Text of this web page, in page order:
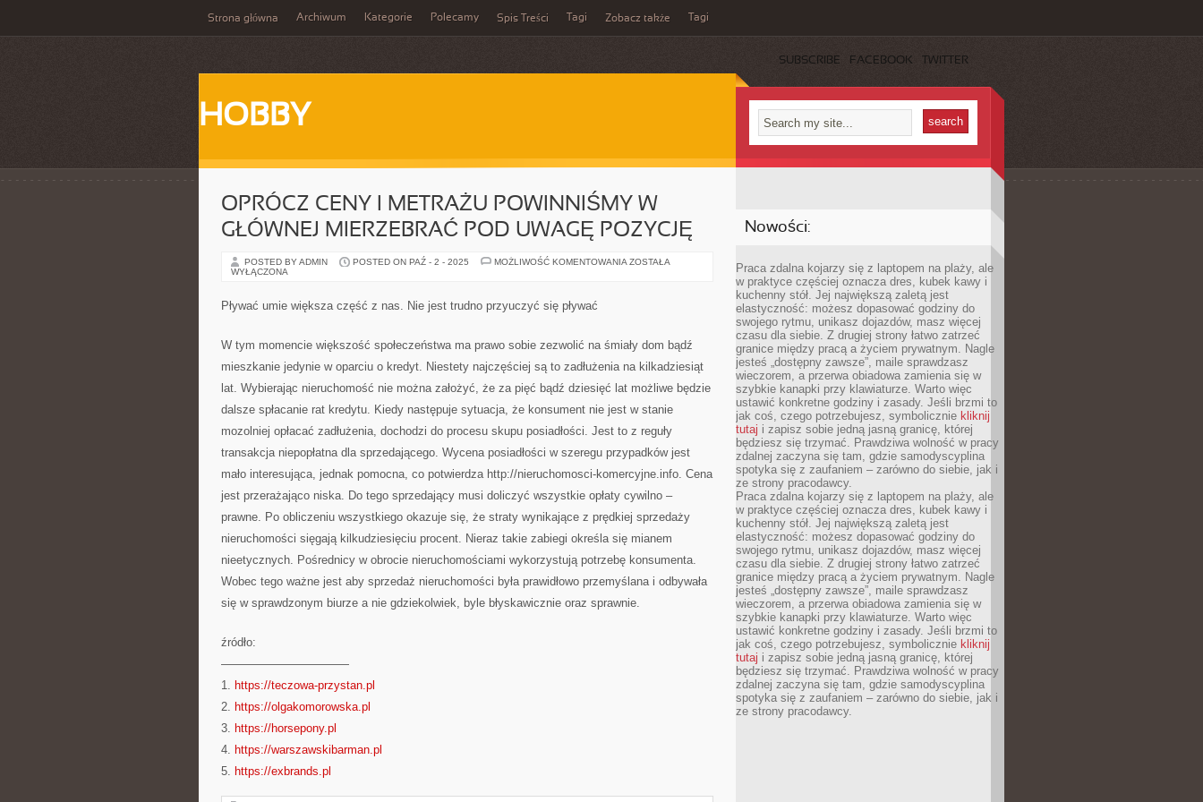
Strona główna Archiwum Kategorie Polecamy Spis Treści Tagi Zobacz także Tagi
SUBSCRIBE FACEBOOK TWITTER
HOBBY
OPRÓCZ CENY I METRAŻU POWINNIŚMY W
GŁÓWNEJ MIERZEBRAĆ POD UWAGĘ POZYCJĘ
POSTED BY ADMIN POSTED ON PAŹ - 2 - 2025 MOŻLIWOŚĆ KOMENTOWANIA OPRÓCZ
POD
UWAGĘ
ZOSTAŁA
WYŁĄCZONA
Pływać umie większa część z nas. Nie jest trudno przyuczyć się pływać
W tym momencie większość społeczeństwa ma prawo sobie zezwolić na śmiały dom bądź
mieszkanie jedynie w oparciu o kredyt. Niestety najczęściej są to zadłużenia na kilkadziesiąt
lat. Wybierając nieruchomość nie można założyć, że za pięć bądź dziesięć lat możliwe będzie
dalsze spłacanie rat kredytu. Kiedy następuje sytuacja, że konsument nie jest w stanie
mozolniej opłacać zadłużenia, dochodzi do procesu skupu posiadłości. Jest to z reguły
transakcja niepopłatna dla sprzedającego. Wycena posiadłości w szeregu przypadków jest
mało interesująca, jednak pomocna, co potwierdza http://nieruchomosci-komercyjne.info. Cena
jest przerażająco niska. Do tego sprzedający musi doliczyć wszystkie opłaty cywilno –
prawne. Po obliczeniu wszystkiego okazuje się, że straty wynikające z prędkiej sprzedaży
nieruchomości sięgają kilkudziesięciu procent. Nieraz takie zabiegi określa się mianem
nieetycznych. Pośrednicy w obrocie nieruchomościami wykorzystują potrzebę konsumenta.
Wobec tego ważne jest aby sprzedaż nieruchomości była prawidłowo przemyślana i odbywała
się w sprawdzonym biurze a nie gdziekolwiek, byle błyskawicznie oraz sprawnie.
źródło:
———————————
1. https://teczowa-przystan.pl
2. https://olgakomorowska.pl
3. https://horsepony.pl
4. https://warszawskibarman.pl
5. https://exbrands.pl
Nowości:
Praca zdalna kojarzy się z laptopem na plaży, ale
w praktyce częściej oznacza dres, kubek kawy i
kuchenny stół. Jej największą zaletą jest
elastyczność: możesz dopasować godziny do
swojego rytmu, unikasz dojazdów, masz więcej
czasu dla siebie. Z drugiej strony łatwo zatrzeć
granice między pracą a życiem prywatnym. Nagle
jesteś „dostępny zawsze”, maile sprawdzasz
wieczorem, a przerwa obiadowa zamienia się w
szybkie kanapki przy klawiaturze. Warto więc
ustawić konkretne godziny i zasady. Jeśli brzmi to
jak coś, czego potrzebujesz, symbolicznie kliknij
tutaj i zapisz sobie jedną jasną granicę, której
będziesz się trzymać. Prawdziwa wolność w pracy
zdalnej zaczyna się tam, gdzie samodyscyplina
spotyka się z zaufaniem – zarówno do siebie, jak i
ze strony pracodawcy.
Praca zdalna kojarzy się z laptopem na plaży, ale
w praktyce częściej oznacza dres, kubek kawy i
kuchenny stół. Jej największą zaletą jest
elastyczność: możesz dopasować godziny do
swojego rytmu, unikasz dojazdów, masz więcej
czasu dla siebie. Z drugiej strony łatwo zatrzeć
granice między pracą a życiem prywatnym. Nagle
jesteś „dostępny zawsze”, maile sprawdzasz
wieczorem, a przerwa obiadowa zamienia się w
szybkie kanapki przy klawiaturze. Warto więc
ustawić konkretne godziny i zasady. Jeśli brzmi to
jak coś, czego potrzebujesz, symbolicznie kliknij
tutaj i zapisz sobie jedną jasną granicę, której
będziesz się trzymać. Prawdziwa wolność w pracy
zdalnej zaczyna się tam, gdzie samodyscyplina
spotyka się z zaufaniem – zarówno do siebie, jak i
ze strony pracodawcy.